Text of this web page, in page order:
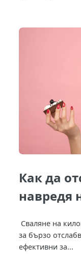
Как да
навредя
Сваляне на
за бързо
ефективни за...